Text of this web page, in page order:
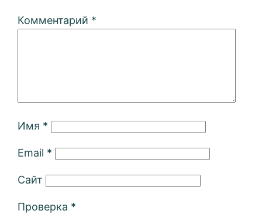
Комментарий *
Имя *
Email *
Сайт
Проверка *